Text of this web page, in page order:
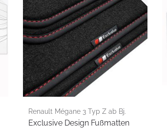
Renault Mégane 3 Typ Z ab Bj.
2008-2015
Exclusive Design Fußmatten